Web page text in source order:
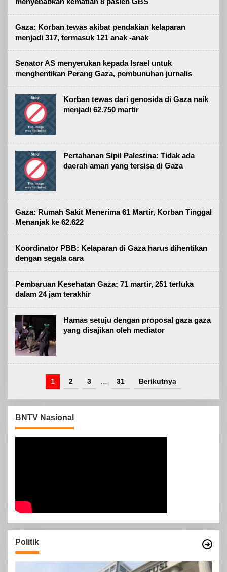
Gaza: Korban tewas akibat pendakian kelaparan
menjadi 317, termasuk 121 anak -anak
Senator AS menyerukan kepada Israel untuk
menghentikan Perang Gaza, pembunuhan jurnalis
Korban tewas dari genosida di Gaza naik
menjadi 62.750 martir
Pertahanan Sipil Palestina: Tidak ada
daerah aman yang tersisa di Gaza
Gaza: Rumah Sakit Menerima 61 Martir, Korban Tinggal
Menanjak ke 62.622
Koordinator PBB: Kelaparan di Gaza harus dihentikan
dengan segala cara
Pembaruan Kesehatan Gaza: 71 martir, 251 terluka
dalam 24 jam terakhir
Hamas setuju dengan proposal gaza gaza
yang disajikan oleh mediator
1 2 3 31 Berikutnya
BNTV Nasional
Politik